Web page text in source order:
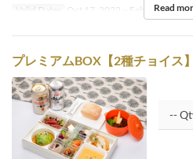
Valid Dates Oct 17, 2022 ~ Feb 29, 2024
Read
プレミアムBOX【2種チョイス